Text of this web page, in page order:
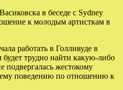
в беседе с Sydney
к молодым артисткам в
работать в Голливуде в
трудно найти какую-либо
жестокому
поведению по отношению к